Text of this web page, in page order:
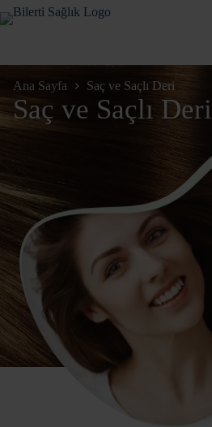
Skip
to
Ana Sayfa Saç ve Saçlı Deri
Saç ve Saçlı Deri